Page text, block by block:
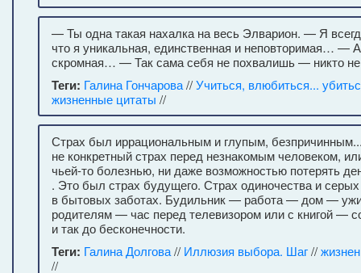
— Ты одна такая нахалка на весь Элварион. — Я
что я уникальная, единственная и неповторимая… —
скромная… — Так сама себя не похвалишь — никто не
Теги: Галина Гончарова//Учиться, влюбиться...
жизненные цитаты //
Страх был иррациональным и глупым,
не конкретный страх перед незнакомым человеком,
чьей-то болезнью, ни даже возможностью потерять
. Это был страх будущего. Страх одиночества и
в бытовых заботах. Будильник — работа — дом —
родителям — час перед телевизором или с книгой —
и так до бесконечности.
Теги: Галина Долгова// Иллюзия выбора. Шаг//
//